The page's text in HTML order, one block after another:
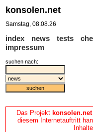
Das Projekt konsolen.net
diesem Internetauftritt
konsolen.net
Samstag, 08.08.26
index news tests
impressum
suchen nach: